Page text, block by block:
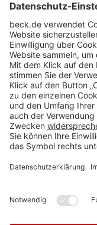
BECK Stellenmarkt